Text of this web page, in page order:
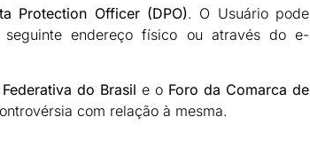
Protection Officer (DPO). O Usuário pode
endereço físico ou através do e-
do Brasil e o Foro da Comarca de
com relação à mesma.